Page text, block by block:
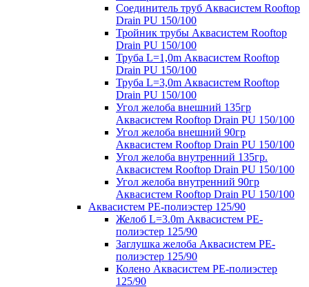
Соединитель труб Аквасистем Rooftop
Drain PU 150/100
Тройник трубы Аквасистем Rooftop
Drain PU 150/100
Труба L=1,0m Аквасистем Rooftop
Drain PU 150/100
Труба L=3,0m Аквасистем Rooftop
Drain PU 150/100
Угол желоба внешний 135гр
Аквасистем Rooftop Drain PU 150/100
Угол желоба внешний 90гр
Аквасистем Rooftop Drain PU 150/100
Угол желоба внутренний 135гр.
Аквасистем Rooftop Drain PU 150/100
Угол желоба внутренний 90гр
Аквасистем Rooftop Drain PU 150/100
Аквасистем PE-полиэстер 125/90
Желоб L=3.0m Аквасистем PE-
полиэстер 125/90
Заглушка желоба Аквасистем PE-
полиэстер 125/90
Колено Аквасистем PE-полиэстер
125/90